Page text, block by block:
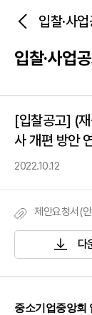
입찰·사
입찰·사업
[입찰공고] (
사 개편 방안
2022.10.12
제안요청서(
다
중소기업중앙회